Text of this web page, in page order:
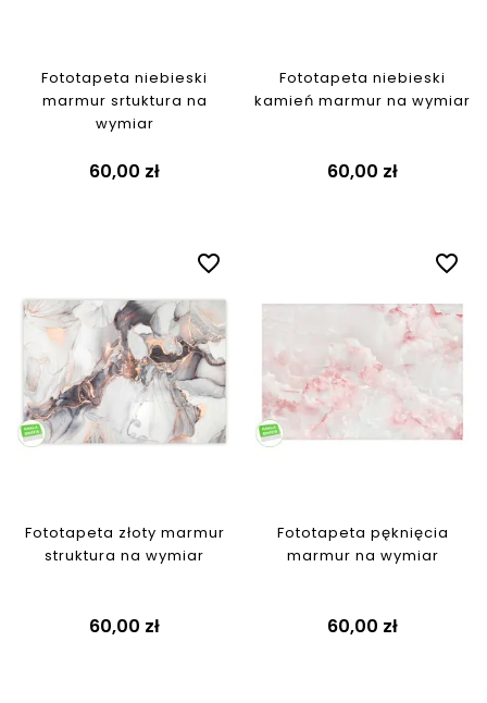
Fototapeta niebieski
marmur srtuktura na
wymiar
60,00 zł
Fototapeta niebieski
kamień marmur na wymiar
60,00 zł
favorite_border
Fototapeta złoty marmur
struktura na wymiar
60,00 zł
favorite_border
Fototapeta pęknięcia
marmur na wymiar
60,00 zł